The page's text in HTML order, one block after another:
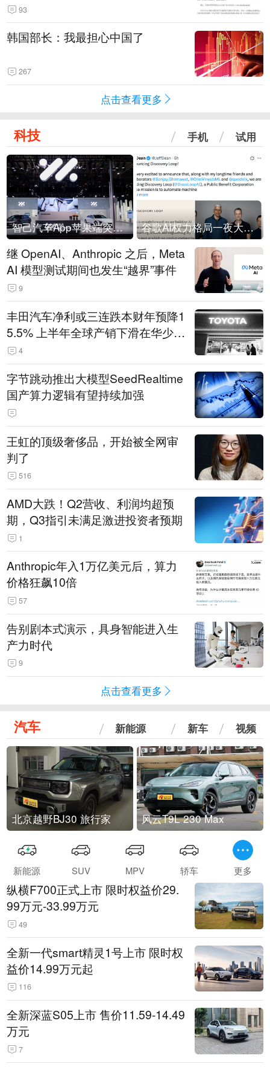
93
韩国部长：我最担心中国了
267
点击查看更多
科技 手机 试用
智己汽车App苹果端突然“下架” 谷歌AI权力格局一夜大洗牌
继 OpenAI、Anthropic 之后，Meta
AI 模型测试期间也发生“越界”事件
9
丰田汽车净利或三连跌本财年预降1
5.5% 上半年全球产销下滑在华少卖
14.3万辆
4
字节跳动推出大模型SeedRealtime
国产算力逻辑有望持续加强
王虹的顶级奢侈品，开始被全网审
判了
516
AMD大跌！Q2营收、利润均超预
期，Q3指引未满足激进投资者预期
1
Anthropic年入1万亿美元后，算力
价格狂飙10倍
57
告别剧本式演示，具身智能进入生
产力时代
9
点击查看更多
汽车 新能源 新车 视频
北京越野BJ30 旅行家 风云T9L 230 Max
新能源 SUV MPV 轿车 更多
纵横F700正式上市 限时权益价29.
99万元-33.99万元
49
全新一代smart精灵1号上市 限时权
益价14.99万元起
116
全新深蓝S05上市 售价11.59-14.49
万元
7